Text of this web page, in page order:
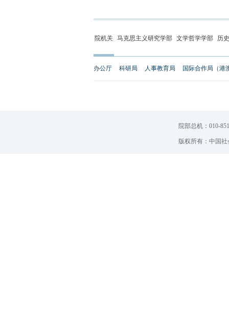
院机关 马克思主义研究学部 文学哲学学部 历
办公厅 科研局 人事教育局 国际合作局（港
院部总机：010-
版权所有：中国